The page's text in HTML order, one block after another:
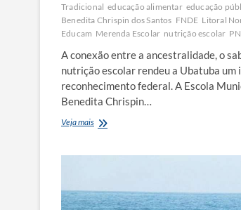
Tradicional educação alimentar educação
Benedita Chrispin dos Santos FNDE Litoral
Educam Merenda Escolar nutrição escolar
A conexão entre a ancestralidade, o
nutrição escolar rendeu a Ubatuba
reconhecimento federal. A Escola
Benedita Chrispin…
Veja maisCulinária
Ubatuba